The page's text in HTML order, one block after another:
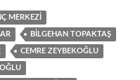
MERKEZI
BILGEHAN TOPAKTAŞ
CEMRE ZEYBEKOĞLU